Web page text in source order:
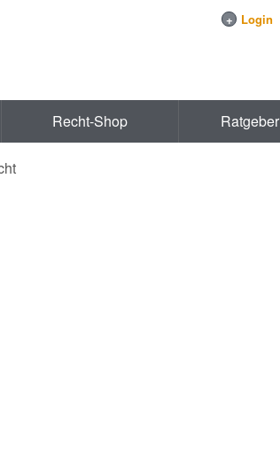
+ Login
Recht-Shop Ratgeber